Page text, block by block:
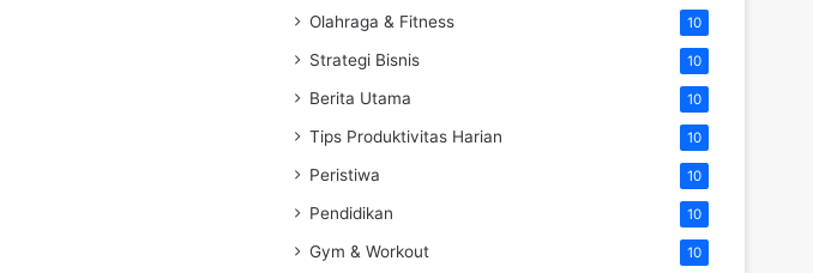
Olahraga & Fitness 10
Strategi Bisnis 10
Berita Utama 10
Tips Produktivitas Harian 10
Peristiwa 10
Pendidikan 10
Gym & Workout 10